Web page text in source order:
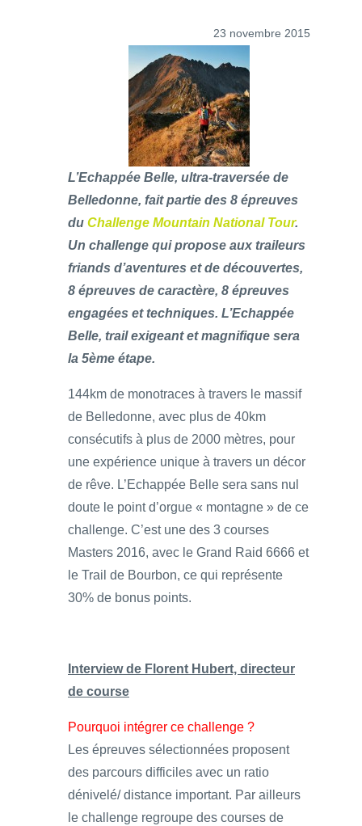
23 novembre 2015
L’Echappée Belle, ultra-traversée de
Belledonne, fait partie des 8 épreuves
du Challenge Mountain National Tour.
Un challenge qui propose aux traileurs
friands d’aventures et de découvertes,
8 épreuves de caractère, 8 épreuves
engagées et techniques. L’Echappée
Belle, trail exigeant et magnifique sera
la 5ème étape.
144km de monotraces à travers le massif
de Belledonne, avec plus de 40km
consécutifs à plus de 2000 mètres, pour
une expérience unique à travers un décor
de rêve. L’Echappée Belle sera sans nul
doute le point d’orgue « montagne » de ce
challenge. C’est une des 3 courses
Masters 2016, avec le Grand Raid 6666 et
le Trail de Bourbon, ce qui représente
30% de bonus points.
Interview de Florent Hubert, directeur
de course
Pourquoi intégrer ce challenge ?
Les épreuves sélectionnées proposent
des parcours difficiles avec un ratio
dénivelé/ distance important. Par ailleurs
le challenge regroupe des courses de